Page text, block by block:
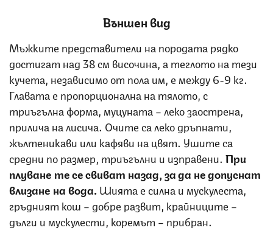
Външен вид
Мъжките представители на породата рядко
достигат над 38 см височина, а теглото на тези
кучета, независимо от пола им, е между 6-9 кг.
Главата е пропорционална на тялото, с
триъгълна форма, муцуната – леко заострена,
прилича на лисича. Очите са леко дръпнати,
жълтеникави или кафяви на цвят. Ушите са
средни по размер, триъгълни и изправени. При
плуване те се свиват назад, за да не допуснат
влизане на вода. Шията е силна и мускулеста,
гръдният кош – добре развит, крайниците –
дълги и мускулести, коремът – прибран.